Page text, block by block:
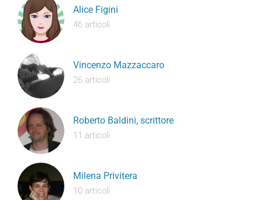
Alice Figini
46 articoli
Vincenzo Mazzaccaro
26 articoli
Roberto Baldini, scrittore
11 articoli
Milena Privitera
10 articoli